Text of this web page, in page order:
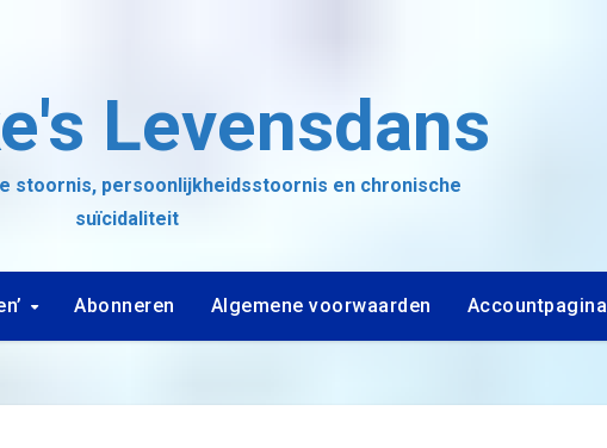
Levensdans
stoornis, persoonlijkheidsstoornis en chronische
suïcidaliteit
Abonneren Algemene voorwaarden Accountpagina